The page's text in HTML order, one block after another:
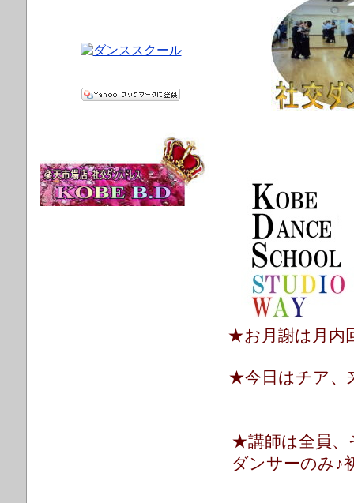
★お月謝は月内
★今日はチア、
★講師は全員、
ダンサーのみ♪